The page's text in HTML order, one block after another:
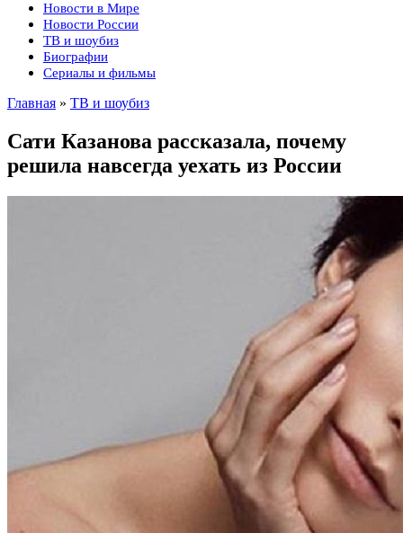
Новости в Мире
Новости России
ТВ и шоубиз
Биографии
Сериалы и фильмы
Главная » ТВ и шоубиз
Сати Казанова рассказала, почему
решила навсегда уехать из России